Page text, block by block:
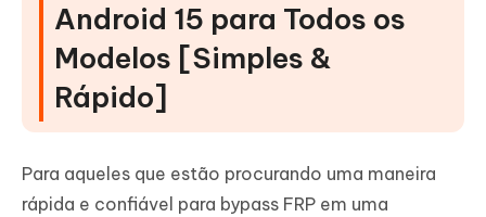
Android 15 para Todos os
Modelos [Simples &
Rápido]
Para aqueles que estão procurando uma maneira
rápida e confiável para bypass FRP em uma